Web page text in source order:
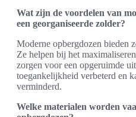
Wat zijn de voordelen van
een georganiseerde zolder?
Moderne opbergdozen bieden
Ze helpen bij het
zorgen voor een opgeruimde
toegankelijkheid verbeterd en
verminderd.
Welke materialen worden